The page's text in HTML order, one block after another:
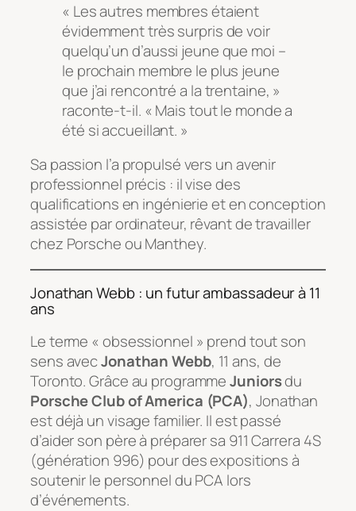
« Les autres membres étaient
évidemment très surpris de voir
quelqu’un d’aussi jeune que moi –
le prochain membre le plus jeune
que j’ai rencontré a la trentaine, »
raconte-t-il. « Mais tout le monde a
été si accueillant. »
Sa passion l’a propulsé vers un avenir
professionnel précis : il vise des
qualifications en ingénierie et en conception
assistée par ordinateur, rêvant de travailler
chez Porsche ou Manthey.
Jonathan Webb : un futur ambassadeur à 11
ans
Le terme « obsessionnel » prend tout son
sens avecJonathan Webb, 11 ans, de
Toronto. Grâce au programmeJuniorsdu
Porsche Club of America (PCA), Jonathan
est déjà un visage familier. Il est passé
d’aider son père à préparer sa 911 Carrera 4S
(génération 996) pour des expositions à
soutenir le personnel du PCA lors
d’événements.